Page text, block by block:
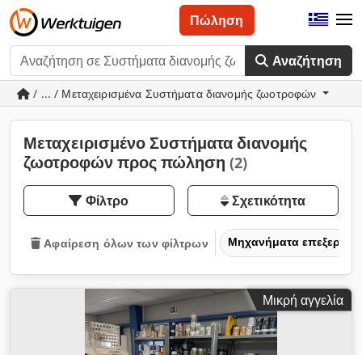
Αναζήτηση
Πώληση
/ ... / Μεταχειρισμένα Συστήματα διανομής ζωοτροφών
Μεταχειρισμένο Συστήματα διανομής
ζωοτροφών προς πώληση (2)
Φίλτρο Σχετικότητα
Αφαίρεση όλων των φίλτρων Μηχανήματα
Μικρή αγγελία